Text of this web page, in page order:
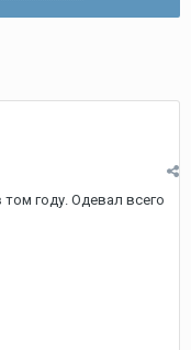
году. Одевал всего